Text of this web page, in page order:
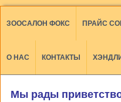
ЗООСАЛОН ФОКС ПРАЙС
О НАС КОНТАКТЫ
Мы рады